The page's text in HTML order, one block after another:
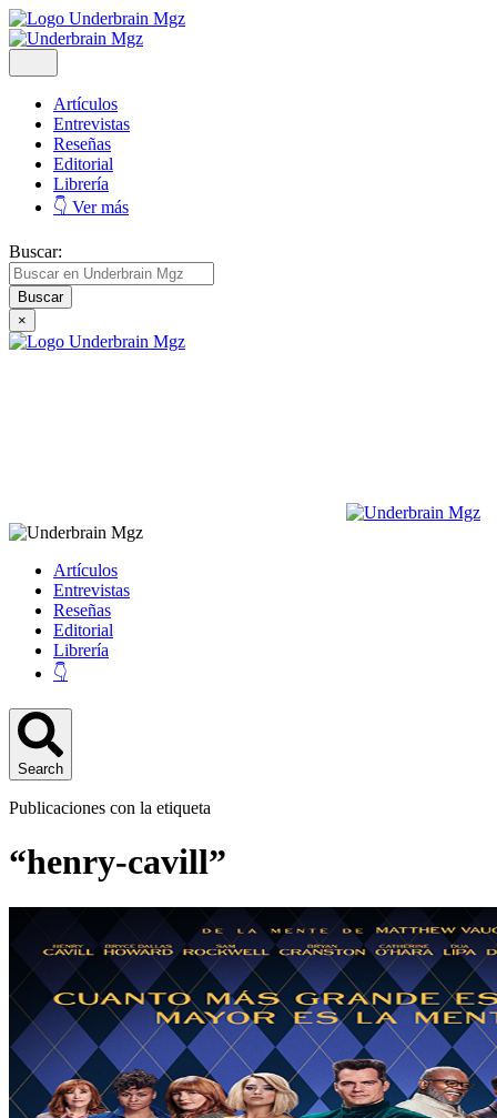
Artículos
Entrevistas
Reseñas
Editorial
Librería
👇 Ver más
Buscar:
×
Artículos
Entrevistas
Reseñas
Editorial
Librería
👇
Search
Publicaciones con la etiqueta
“henry-cavill”